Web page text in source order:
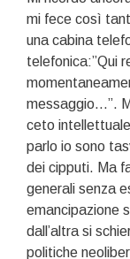
mi fece così
una cabina
telefonica:”Qui
messaggio…”.
ceto
parlo io sono
dei cipputi. Ma
generali senza
emancipazione
dall’altra si
politiche